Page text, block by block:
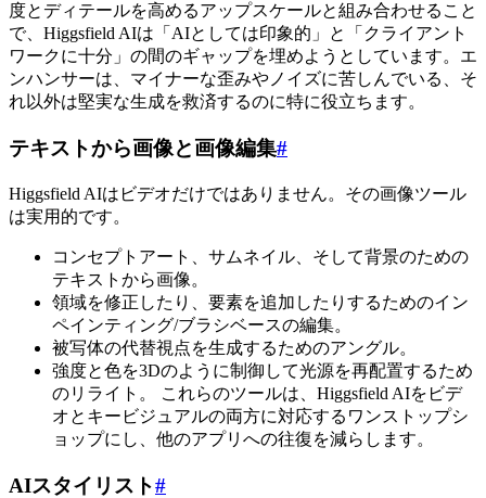
度とディテールを高めるアップスケールと組み合わせること
で、Higgsfield AIは「AIとしては印象的」と「クライアント
ワークに十分」の間のギャップを埋めようとしています。エ
ンハンサーは、マイナーな歪みやノイズに苦しんでいる、そ
れ以外は堅実な生成を救済するのに特に役立ちます。
テキストから画像と画像編集#
Higgsfield AIはビデオだけではありません。その画像ツール
は実用的です。
コンセプトアート、サムネイル、そして背景のための
テキストから画像。
領域を修正したり、要素を追加したりするためのイン
ペインティング/ブラシベースの編集。
被写体の代替視点を生成するためのアングル。
強度と色を3Dのように制御して光源を再配置するため
のリライト。 これらのツールは、Higgsfield AIをビデ
オとキービジュアルの両方に対応するワンストップシ
ョップにし、他のアプリへの往復を減らします。
AIスタイリスト#